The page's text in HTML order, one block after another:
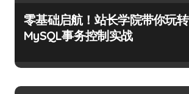
零基础启航！站长学院带你玩转
MySQL事务控制实战